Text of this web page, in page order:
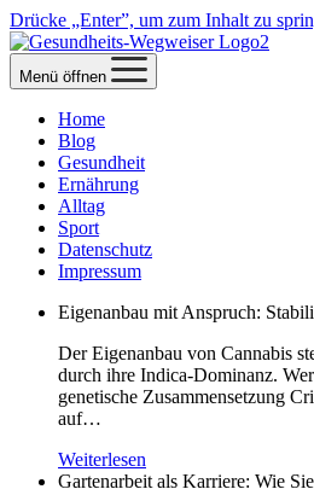
Drücke „Enter”, um zum Inhalt zu
Menü öffnen
Home
Blog
Gesundheit
Ernährung
Alltag
Sport
Datenschutz
Impressum
Eigenanbau mit Anspruch:
Der Eigenanbau von Cannabis
durch ihre Indica-Dominanz.
genetische Zusammensetzung
auf…
Weiterlesen
Gartenarbeit als Karriere: Wie